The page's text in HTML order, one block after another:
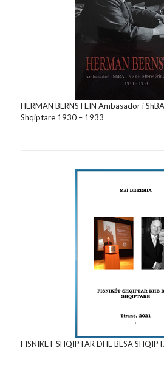
HERMAN BERNSTEIN Ambasador i
Shqiptare 1930 – 1933
FISNIKËT SHQIPTAR DHE BESA